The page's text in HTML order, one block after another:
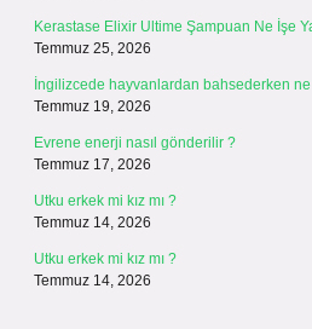
Kerastase Elixir Ultime Şampuan Ne İşe
Temmuz 25, 2026
İngilizcede hayvanlardan bahsederken
Temmuz 19, 2026
Evrene enerji nasıl gönderilir ?
Temmuz 17, 2026
Utku erkek mi kız mı ?
Temmuz 14, 2026
Utku erkek mi kız mı ?
Temmuz 14, 2026